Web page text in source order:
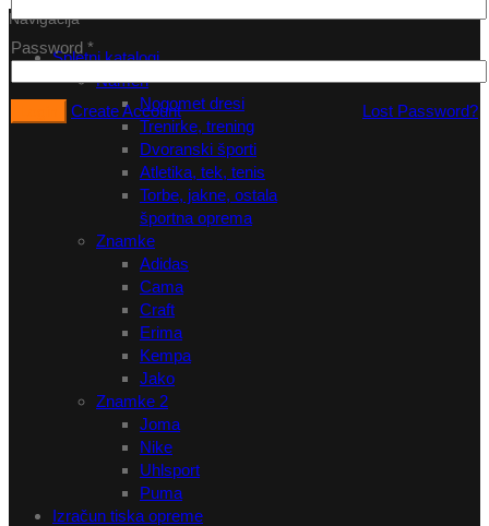
Navigacija
Spletni katalogi
Namen
Nogomet dresi
Trenirke, trening
Dvoranski športi
Atletika, tek, tenis
Torbe, jakne, ostala
športna oprema
Znamke
Adidas
Cama
Craft
Erima
Kempa
Jako
Znamke 2
Joma
Nike
Uhlsport
Puma
Izračun tiska opreme
Password *
Lost Password?
Create Account